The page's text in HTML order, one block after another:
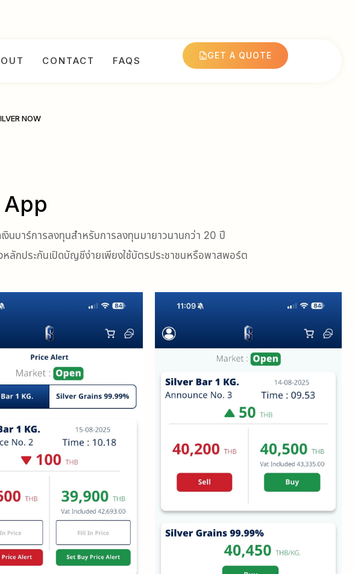
CONTACT FAQS GET A QUOTE
NOW
งินบาร์การลงทุนสำหรับการลงทุนมายาวนานกว่า 20 ปี
ลักประกันเปิดบัญชีง่ายเพียงใช้บัตรประชาชนหรือพาสพอร์ต